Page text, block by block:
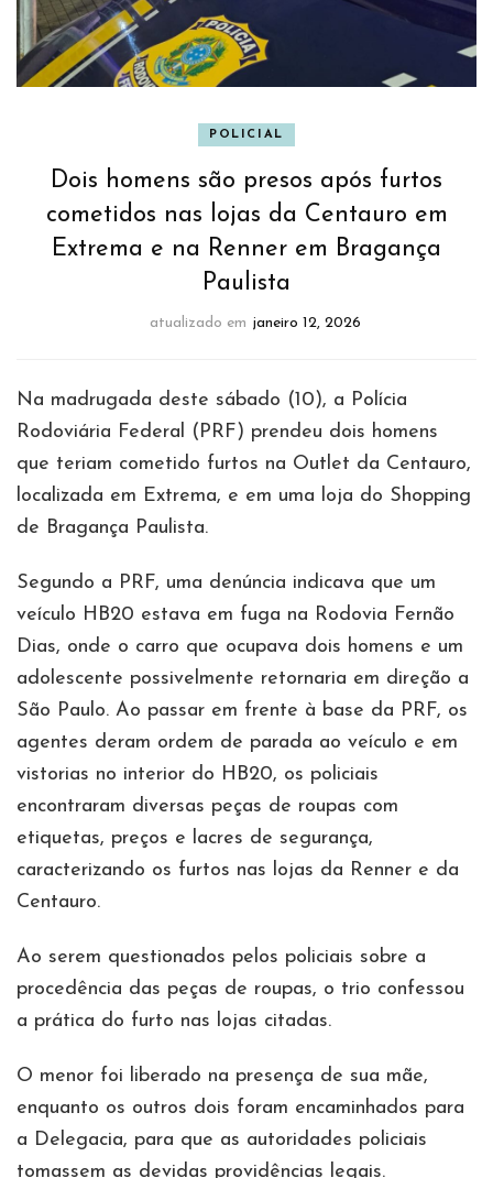
POLICIAL
Dois homens são presos após furtos
cometidos nas lojas da Centauro em
Extrema e na Renner em Bragança
Paulista
atualizado em janeiro 12, 2026
Na madrugada deste sábado (10), a Polícia
Rodoviária Federal (PRF) prendeu dois homens
que teriam cometido furtos na Outlet da Centauro,
localizada em Extrema, e em uma loja do Shopping
de Bragança Paulista.
Segundo a PRF, uma denúncia indicava que um
veículo HB20 estava em fuga na Rodovia Fernão
Dias, onde o carro que ocupava dois homens e um
adolescente possivelmente retornaria em direção a
São Paulo. Ao passar em frente à base da PRF, os
agentes deram ordem de parada ao veículo e em
vistorias no interior do HB20, os policiais
encontraram diversas peças de roupas com
etiquetas, preços e lacres de segurança,
caracterizando os furtos nas lojas da Renner e da
Centauro.
Ao serem questionados pelos policiais sobre a
procedência das peças de roupas, o trio confessou
a prática do furto nas lojas citadas.
O menor foi liberado na presença de sua mãe,
enquanto os outros dois foram encaminhados para
a Delegacia, para que as autoridades policiais
tomassem as devidas providências legais.